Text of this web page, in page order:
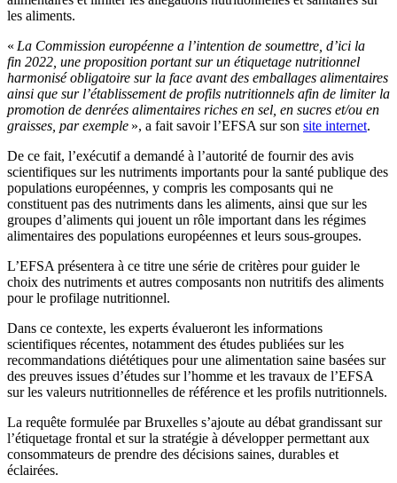
les aliments.
« La Commission européenne a l’intention de soumettre, d’ici la
fin 2022, une proposition portant sur un étiquetage nutritionnel
harmonisé obligatoire sur la face avant des emballages alimentaires
ainsi que sur l’établissement de profils nutritionnels afin de limiter la
promotion de denrées alimentaires riches en sel, en sucres et/ou en
graisses, par exemple », a fait savoir l’EFSA sur son site internet.
De ce fait, l’exécutif a demandé à l’autorité de fournir des avis
scientifiques sur les nutriments importants pour la santé publique des
populations européennes, y compris les composants qui ne
constituent pas des nutriments dans les aliments, ainsi que sur les
groupes d’aliments qui jouent un rôle important dans les régimes
alimentaires des populations européennes et leurs sous-groupes.
L’EFSA présentera à ce titre une série de critères pour guider le
choix des nutriments et autres composants non nutritifs des aliments
pour le profilage nutritionnel.
Dans ce contexte, les experts évalueront les informations
scientifiques récentes, notamment des études publiées sur les
recommandations diététiques pour une alimentation saine basées sur
des preuves issues d’études sur l’homme et les travaux de l’EFSA
sur les valeurs nutritionnelles de référence et les profils nutritionnels.
La requête formulée par Bruxelles s’ajoute au débat grandissant sur
l’étiquetage frontal et sur la stratégie à développer permettant aux
consommateurs de prendre des décisions saines, durables et
éclairées.